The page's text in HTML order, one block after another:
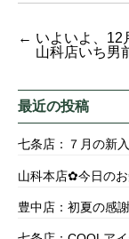
← いよいよ、12
山科店いち男
最近の投稿
七条店：７月の新
山科本店✿今日の
豊中店：初夏の感